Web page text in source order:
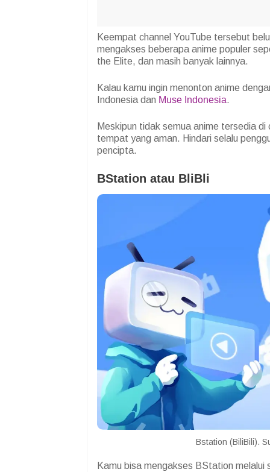
Keempat channel YouTube tersebut
mengakses beberapa anime populer
the Elite, dan masih banyak lainnya.
Kalau kamu ingin menonton anime
Indonesia dan Muse Indonesia.
Meskipun tidak semua anime tersedia
tempat yang aman. Hindari selalu
pencipta.
BStation atau BliBli
Bstation (BiliBili).
Kamu bisa mengakses BStation melalui